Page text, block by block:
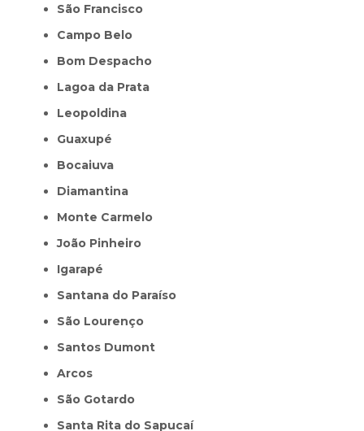
São Francisco
Campo Belo
Bom Despacho
Lagoa da Prata
Leopoldina
Guaxupé
Bocaiuva
Diamantina
Monte Carmelo
João Pinheiro
Igarapé
Santana do Paraíso
São Lourenço
Santos Dumont
Arcos
São Gotardo
Santa Rita do Sapucaí